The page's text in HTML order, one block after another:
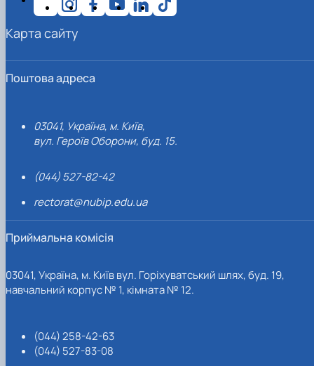
Поштова адреса
03041, Україна, м. Київ,
вул. Героїв Оборони, буд. 15.
(044) 527-82-42
rectorat@nubip.edu.ua
Приймальна комісія
03041, Україна, м. Київ вул. Горіхуватський шлях, буд. 19,
навчальний корпус № 1, кімната № 12.
(044) 258-42-63
(044) 527-83-08
Карта сайту